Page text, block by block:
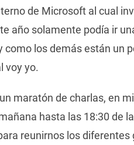
de Microsoft al cual
año solamente podía ir
como los demás están un
voy yo.
maratón de charlas, en
hasta las 18:30 de
reunirnos los diferentes